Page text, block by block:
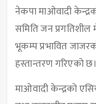
नेकपा माओवादी
समिति जन
भूकम्प प्रभावित
हस्तान्तरण गरिएको छ।
माओवादी केन्द्रको